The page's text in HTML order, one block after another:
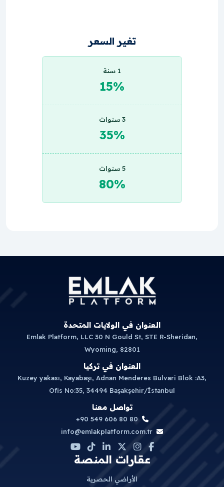
تغير السعر
1 سنة
15%
3 سنوات
35%
5 سنوات
80%
العنوان في الولايات المتحدة
Emlak Platform, LLC 30 N Gould St, STE R-Sheridan,
Wyoming, 82801
العنوان في تركيا
Kuzey yakası, Kayabaşı, Adnan Menderes Bulvari Blok :A3,
Ofis No:35, 34494 Başakşehir/İstanbul
تواصل معنا
+90 549 606 80 80
info@emlakplatform.com.tr
عقارات المنصة
الأراضي الحصرية